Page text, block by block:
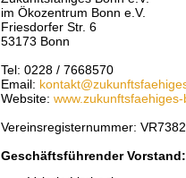
im Ökozentrum Bonn e.V.
Friesdorfer Str. 6
53173 Bonn
Tel: 0228 / 7668570
Email:
Website:
Vereinsregisternummer:
Geschäftsführender Vorstand: